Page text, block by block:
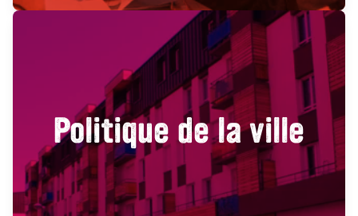
Politique de la ville